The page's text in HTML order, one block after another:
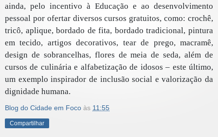
ainda, pelo incentivo à Educação e ao desenvolvimento
pessoal por ofertar diversos cursos gratuitos, como: crochê,
tricô, aplique, bordado de fita, bordado tradicional, pintura
em tecido, artigos decorativos, tear de prego, macramê,
design de sobrancelhas, flores de meia de seda, além de
cursos de culinária e alfabetização de idosos – este último,
um exemplo inspirador de inclusão social e valorização da
dignidade humana.
Blog do Cidade em Foco às 11:55
Compartilhar